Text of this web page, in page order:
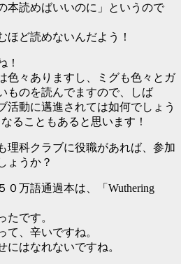
本読めばいいのに」というので
ほど読めないんだよう！
！
色々ありますし、ミグも色々とガ
ものを読んでますので、しば
活動に邁進されては如何でしょう
ることもあると思います！
理科クラブに役職があれば、参加
ょうか？
０万語通過本は、「Wuthering
たです。
て、辛いですね。
にはなれないですね。